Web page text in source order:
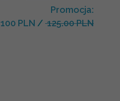
Promocja:
100 PLN / 125.00 PLN